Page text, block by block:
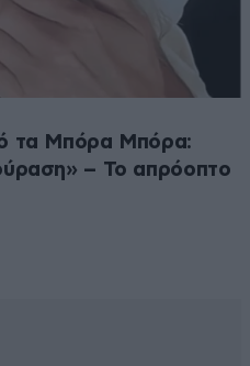
τα Μπόρα Μπόρα:
– Το απρόοπτο